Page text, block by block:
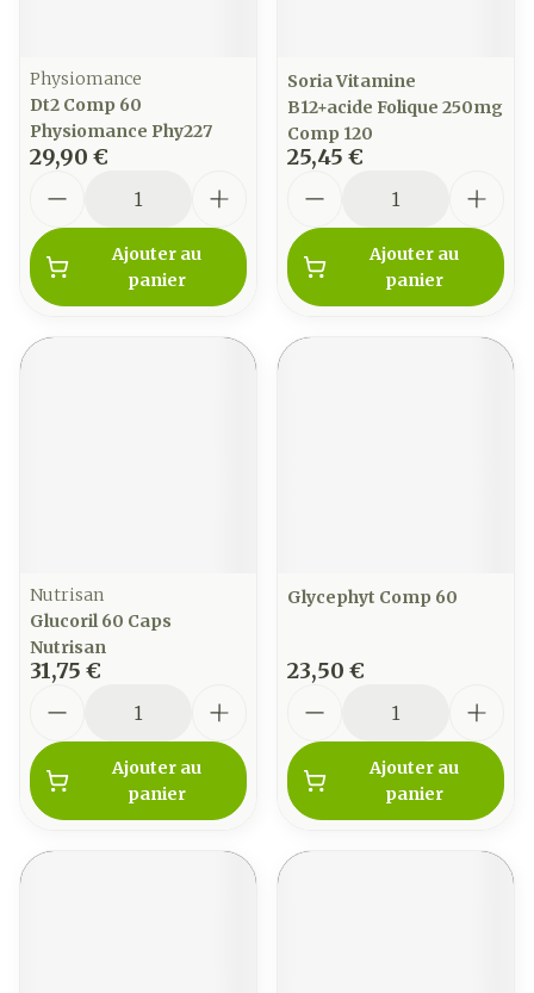
Physiomance
Dt2 Comp 60
Physiomance Phy227
29,90 €
Ajouter au
panier
Soria Vitamine
B12+acide Folique 250mg
Comp 120
25,45 €
Ajouter au
panier
Nutrisan
Glucoril 60 Caps
Nutrisan
31,75 €
Ajouter au
panier
Glycephyt Comp 60
23,50 €
Ajouter au
panier